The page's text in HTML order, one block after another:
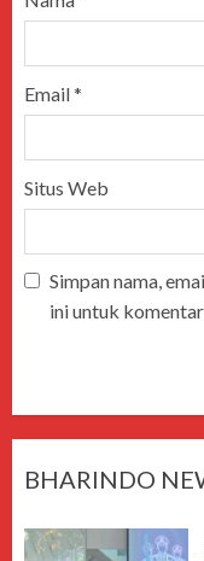
Email*
Situs Web
Simpan nama,
ini untuk
BHARINDO